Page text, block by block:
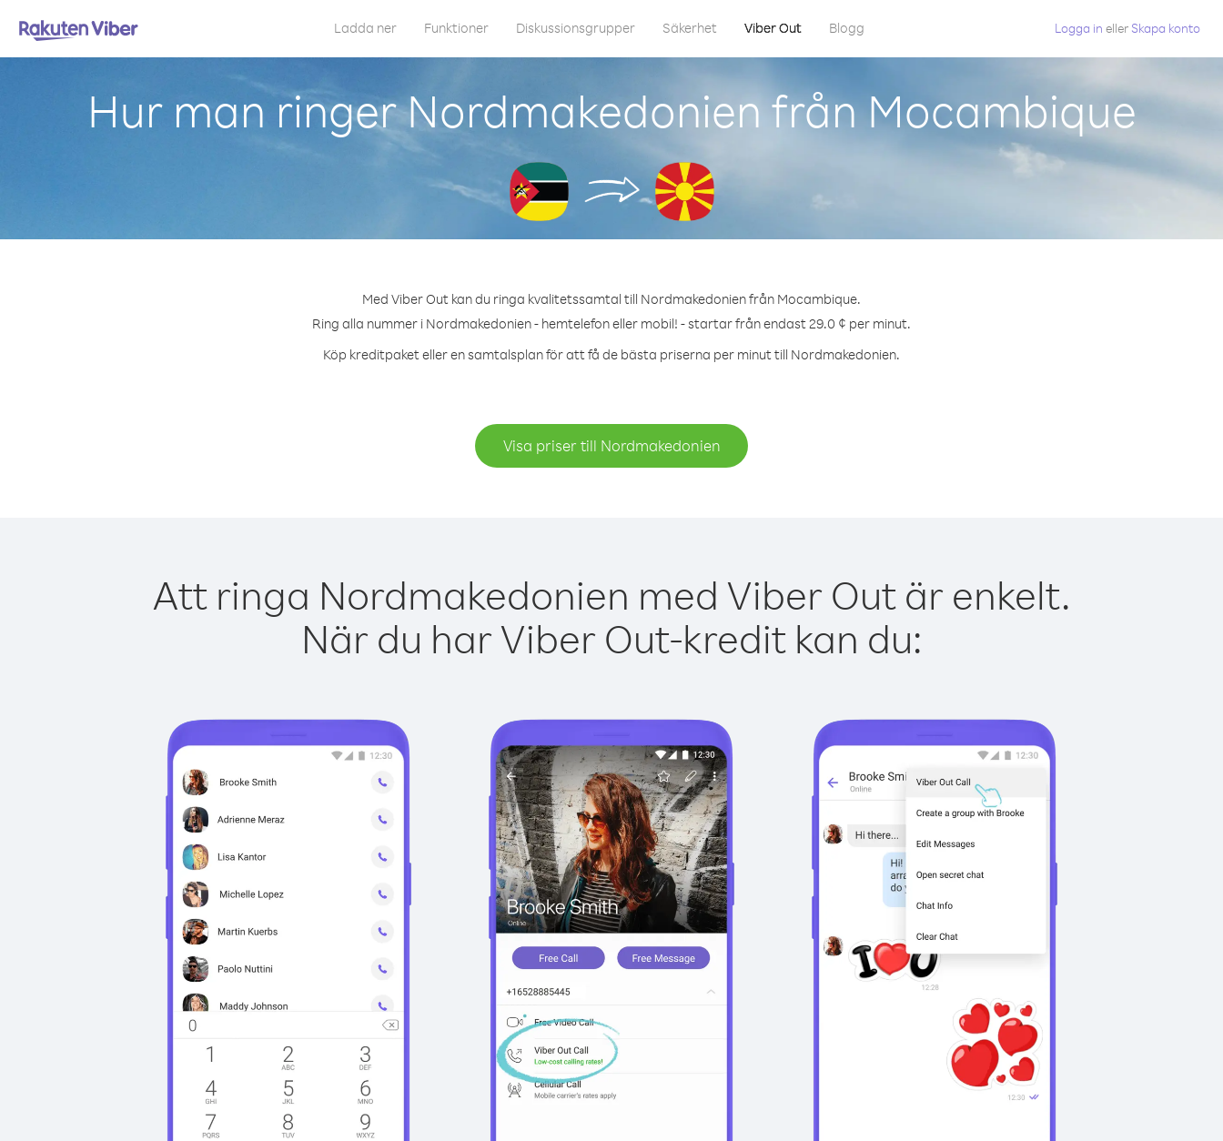
Ladda ner Funktioner Diskussionsgrupper Säkerhet Viber Out Blogg Logga in eller Skapa konto
Hur man ringer Nordmakedonien från Mocambique
Med Viber Out kan du ringa kvalitetssamtal till Nordmakedonien från Mocambique.
Ring alla nummer i Nordmakedonien - hemtelefon eller mobil! - startar från endast 29.0 ¢ per minut.
Köp kreditpaket eller en samtalsplan för att få de bästa priserna per minut till Nordmakedonien.
Visa priser till Nordmakedonien
Att ringa Nordmakedonien med Viber Out är enkelt.
När du har Viber Out-kredit kan du: